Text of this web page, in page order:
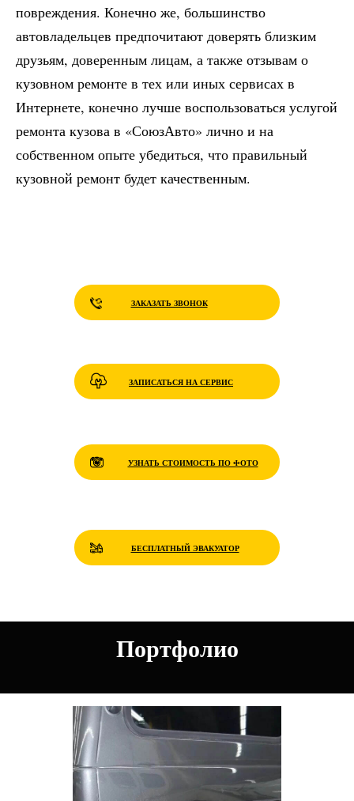
повреждения. Конечно же, большинство
автовладельцев предпочитают доверять близким
друзьям, доверенным лицам, а также отзывам о
кузовном ремонте в тех или иных сервисах в
Интернете, конечно лучше воспользоваться услугой
ремонта кузова в «СоюзАвто» лично и на
собственном опыте убедиться, что правильный
кузовной ремонт будет качественным.
ЗАПИСАТЬСЯ НА СЕРВИС
УЗНАТЬ СТОИМОСТЬ ПО ФОТО
ЗАКАЗАТЬ ЗВОНОК
БЕСПЛАТНЫЙ ЭВАКУАТОР
Портфолио